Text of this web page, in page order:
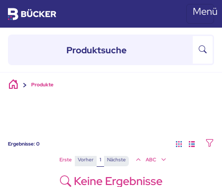
Skip to main content Menü
Produkte
Ergebnisse: 0
Erste Vorher 1 Nächste ABC
Keine Ergebnisse